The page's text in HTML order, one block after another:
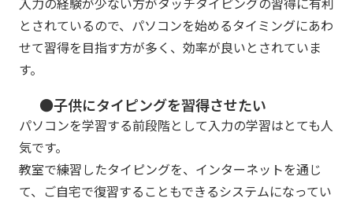
とされているので、パソコンを始めるタイミングにあわ
せて習得を目指す方が多く、効率が良いとされていま
す。
●子供にタイピングを習得させたい
パソコンを学習する前段階として入力の学習はとても人
気です。
教室で練習したタイピングを、インターネットを通じ
て、ご自宅で復習することもできるシステムになってい